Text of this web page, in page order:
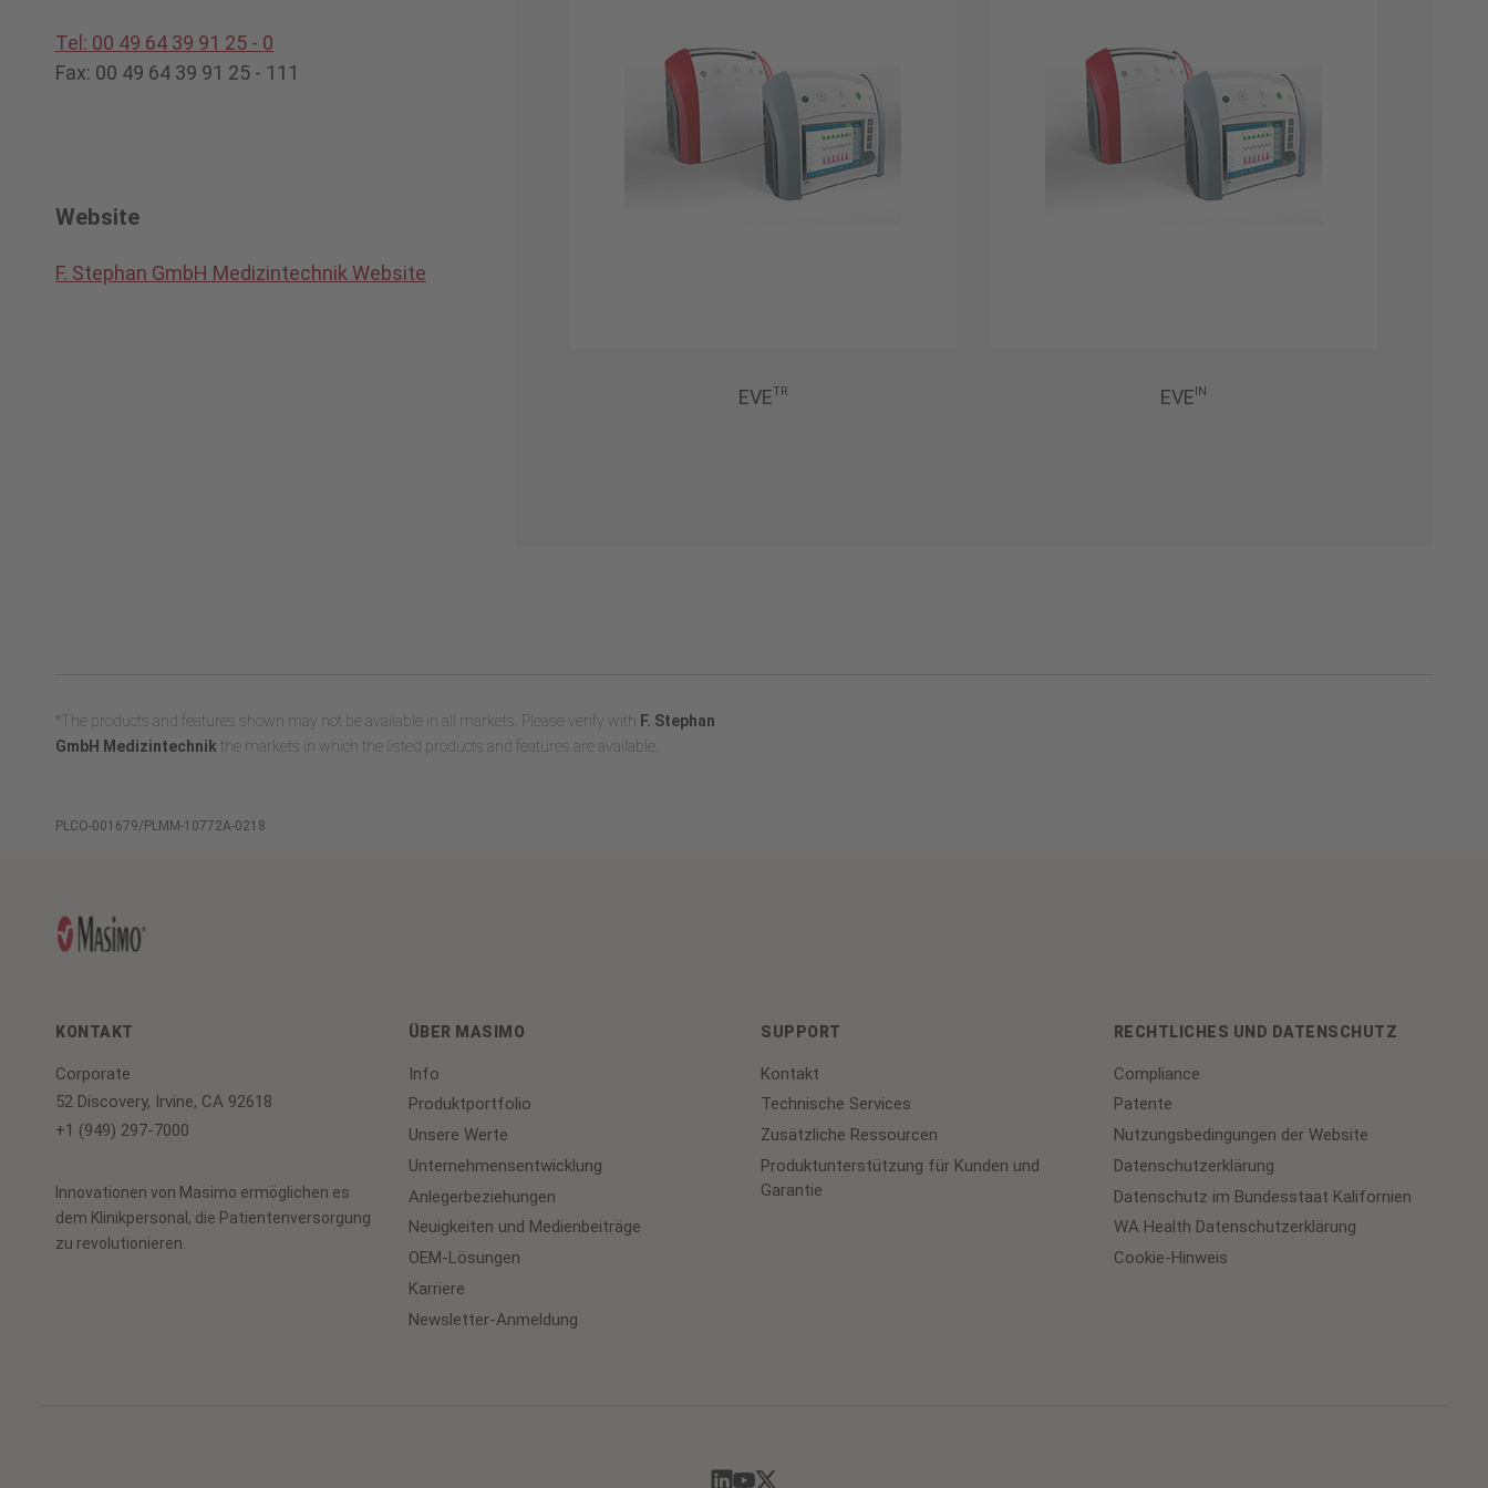
Tel: 00 49 64 39 91 25 - 0
Fax: 00 49 64 39 91 25 - 111
Website
F. Stephan GmbH Medizintechnik Website
EVETR EVE IN
*The products and features shown may not be available in all markets. Please verify with F. Stephan
GmbH Medizintechnik the markets in which the listed products and features are available.
PLCO-001679/PLMM-10772A-0218
KONTAKT
Corporate
52 Discovery, Irvine, CA 92618
+1 (949) 297-7000
Innovationen von Masimo ermöglichen es
dem Klinikpersonal, die Patientenversorgung
zu revolutionieren.
ÜBER MASIMO
Info
Produktportfolio
Unsere Werte
Unternehmensentwicklung
Anlegerbeziehungen
Neuigkeiten und Medienbeiträge
OEM-Lösungen
Karriere
Newsletter-Anmeldung
SUPPORT
Kontakt
Technische Services
Zusätzliche Ressourcen
Produktunterstützung für Kunden und
Garantie
RECHTLICHES UND DATENSCHUTZ
Compliance
Patente
Nutzungsbedingungen der Website
Datenschutzerklärung
Datenschutz im Bundesstaat Kalifornien
WA Health Datenschutzerklärung
Cookie-Hinweis